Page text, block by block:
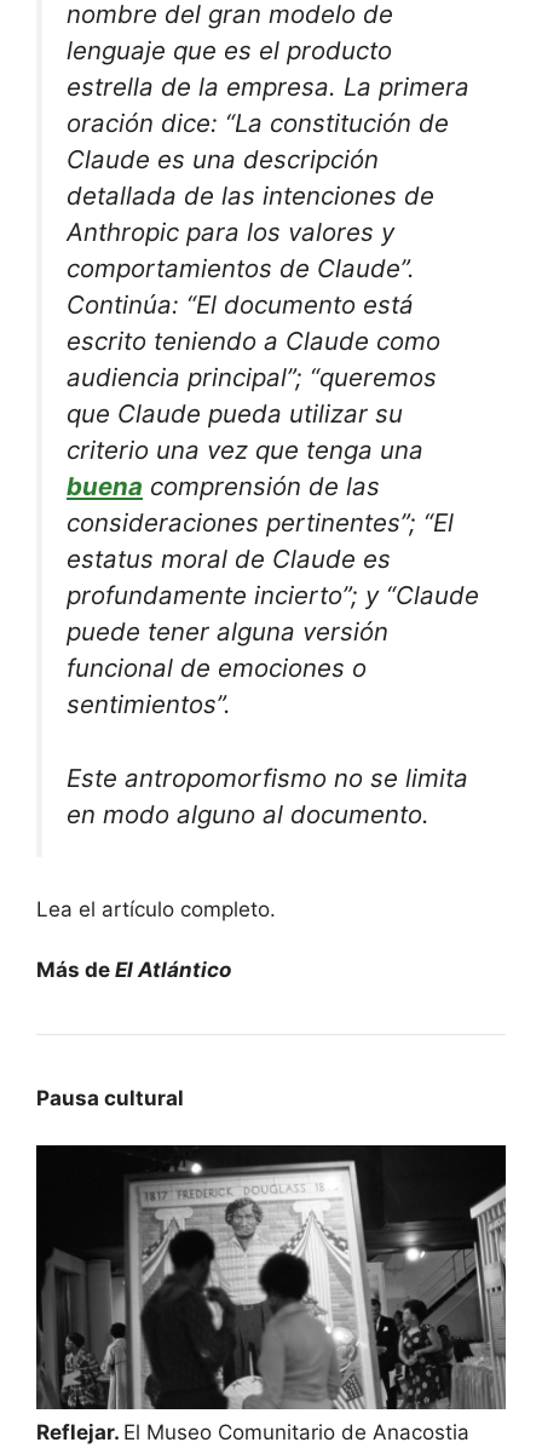
nombre del gran modelo de
lenguaje que es el producto
estrella de la empresa. La primera
oración dice: “La constitución de
Claude es una descripción
detallada de las intenciones de
Anthropic para los valores y
comportamientos de Claude”.
Continúa: “El documento está
escrito teniendo a Claude como
audiencia principal”; “queremos
que Claude pueda utilizar su
criterio una vez que tenga una
buena comprensión de las
consideraciones pertinentes”; “El
estatus moral de Claude es
profundamente incierto”; y “Claude
puede tener alguna versión
funcional de emociones o
sentimientos”.
Este antropomorfismo no se limita
en modo alguno al documento.
Lea el artículo completo.
Más de El Atlántico
Pausa cultural
Reflejar. El Museo Comunitario de Anacostia